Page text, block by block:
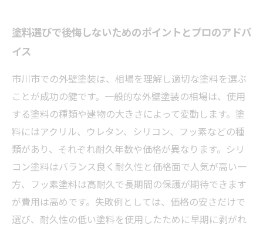
塗料選びで後悔しないためのポイントとプロのアドバ
イス
市川市での外壁塗装は、相場を理解し適切な塗料を選ぶ
ことが成功の鍵です。一般的な外壁塗装の相場は、使用
する塗料の種類や建物の大きさによって変動します。塗
料にはアクリル、ウレタン、シリコン、フッ素などの種
類があり、それぞれ耐久年数や価格が異なります。シリ
コン塗料はバランス良く耐久性と価格面で人気が高い一
方、フッ素塗料は高耐久で長期間の保護が期待できます
が費用は高めです。失敗例としては、価格の安さだけで
選び、耐久性の低い塗料を使用したために早期に剥がれ